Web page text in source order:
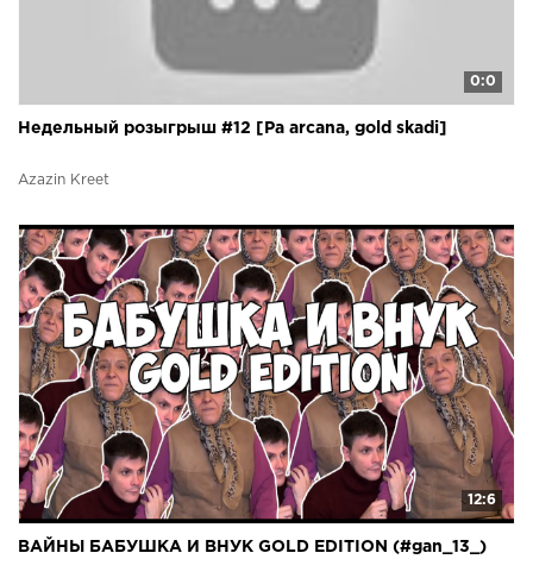
0:0
Недельный розыгрыш #12 [Pa arcana, gold skadi]
Azazin Kreet
12:6
ВАЙНЫ БАБУШКА И ВНУК GOLD EDITION (#gan_13_)